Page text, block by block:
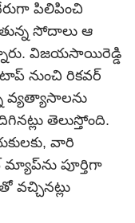
పిలిపించి
సోదాలు ఆ
విజయసాయిరెడ్డి
నుంచి రికవర్
వ్యత్యాసాలను
తెలుస్తోంది.
వారి
మ్యాప్‌ను పూర్తిగా
వచ్చినట్లు